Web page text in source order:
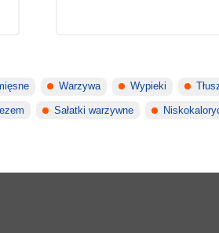
Warzywa Wypieki
Sałatki warzywne